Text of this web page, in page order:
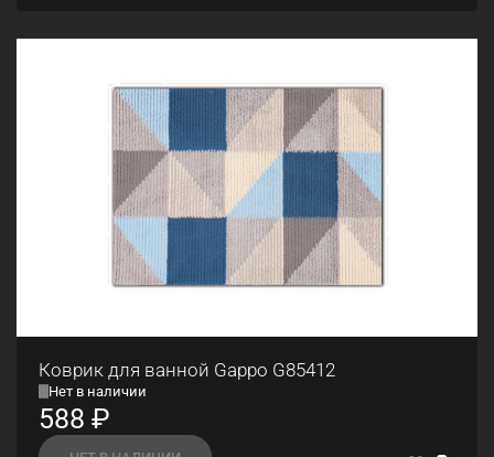
Коврик для ванной Gappo G85412
Нет в наличии
588 ₽